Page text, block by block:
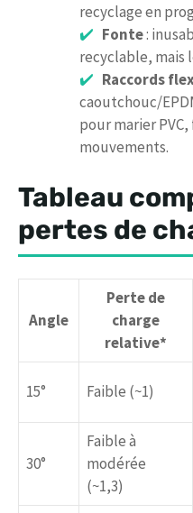
recyclage en
Fonte:
recyclable, mais
Raccords
caoutchouc/
pour marier
mouvements.
Tableau
pertes de
Angle
Perte de
charge
relative*
15° Faible (~1)
30°
Faible à
modérée
(~1,3)